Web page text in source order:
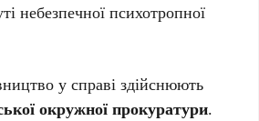
небезпечної психотропної
у справі здійснюють
окружної прокуратури.